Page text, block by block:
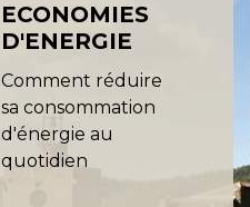
ECONOMIES
D'ENERGIE
Comment réduire
sa consommation
d'énergie au
quotidien